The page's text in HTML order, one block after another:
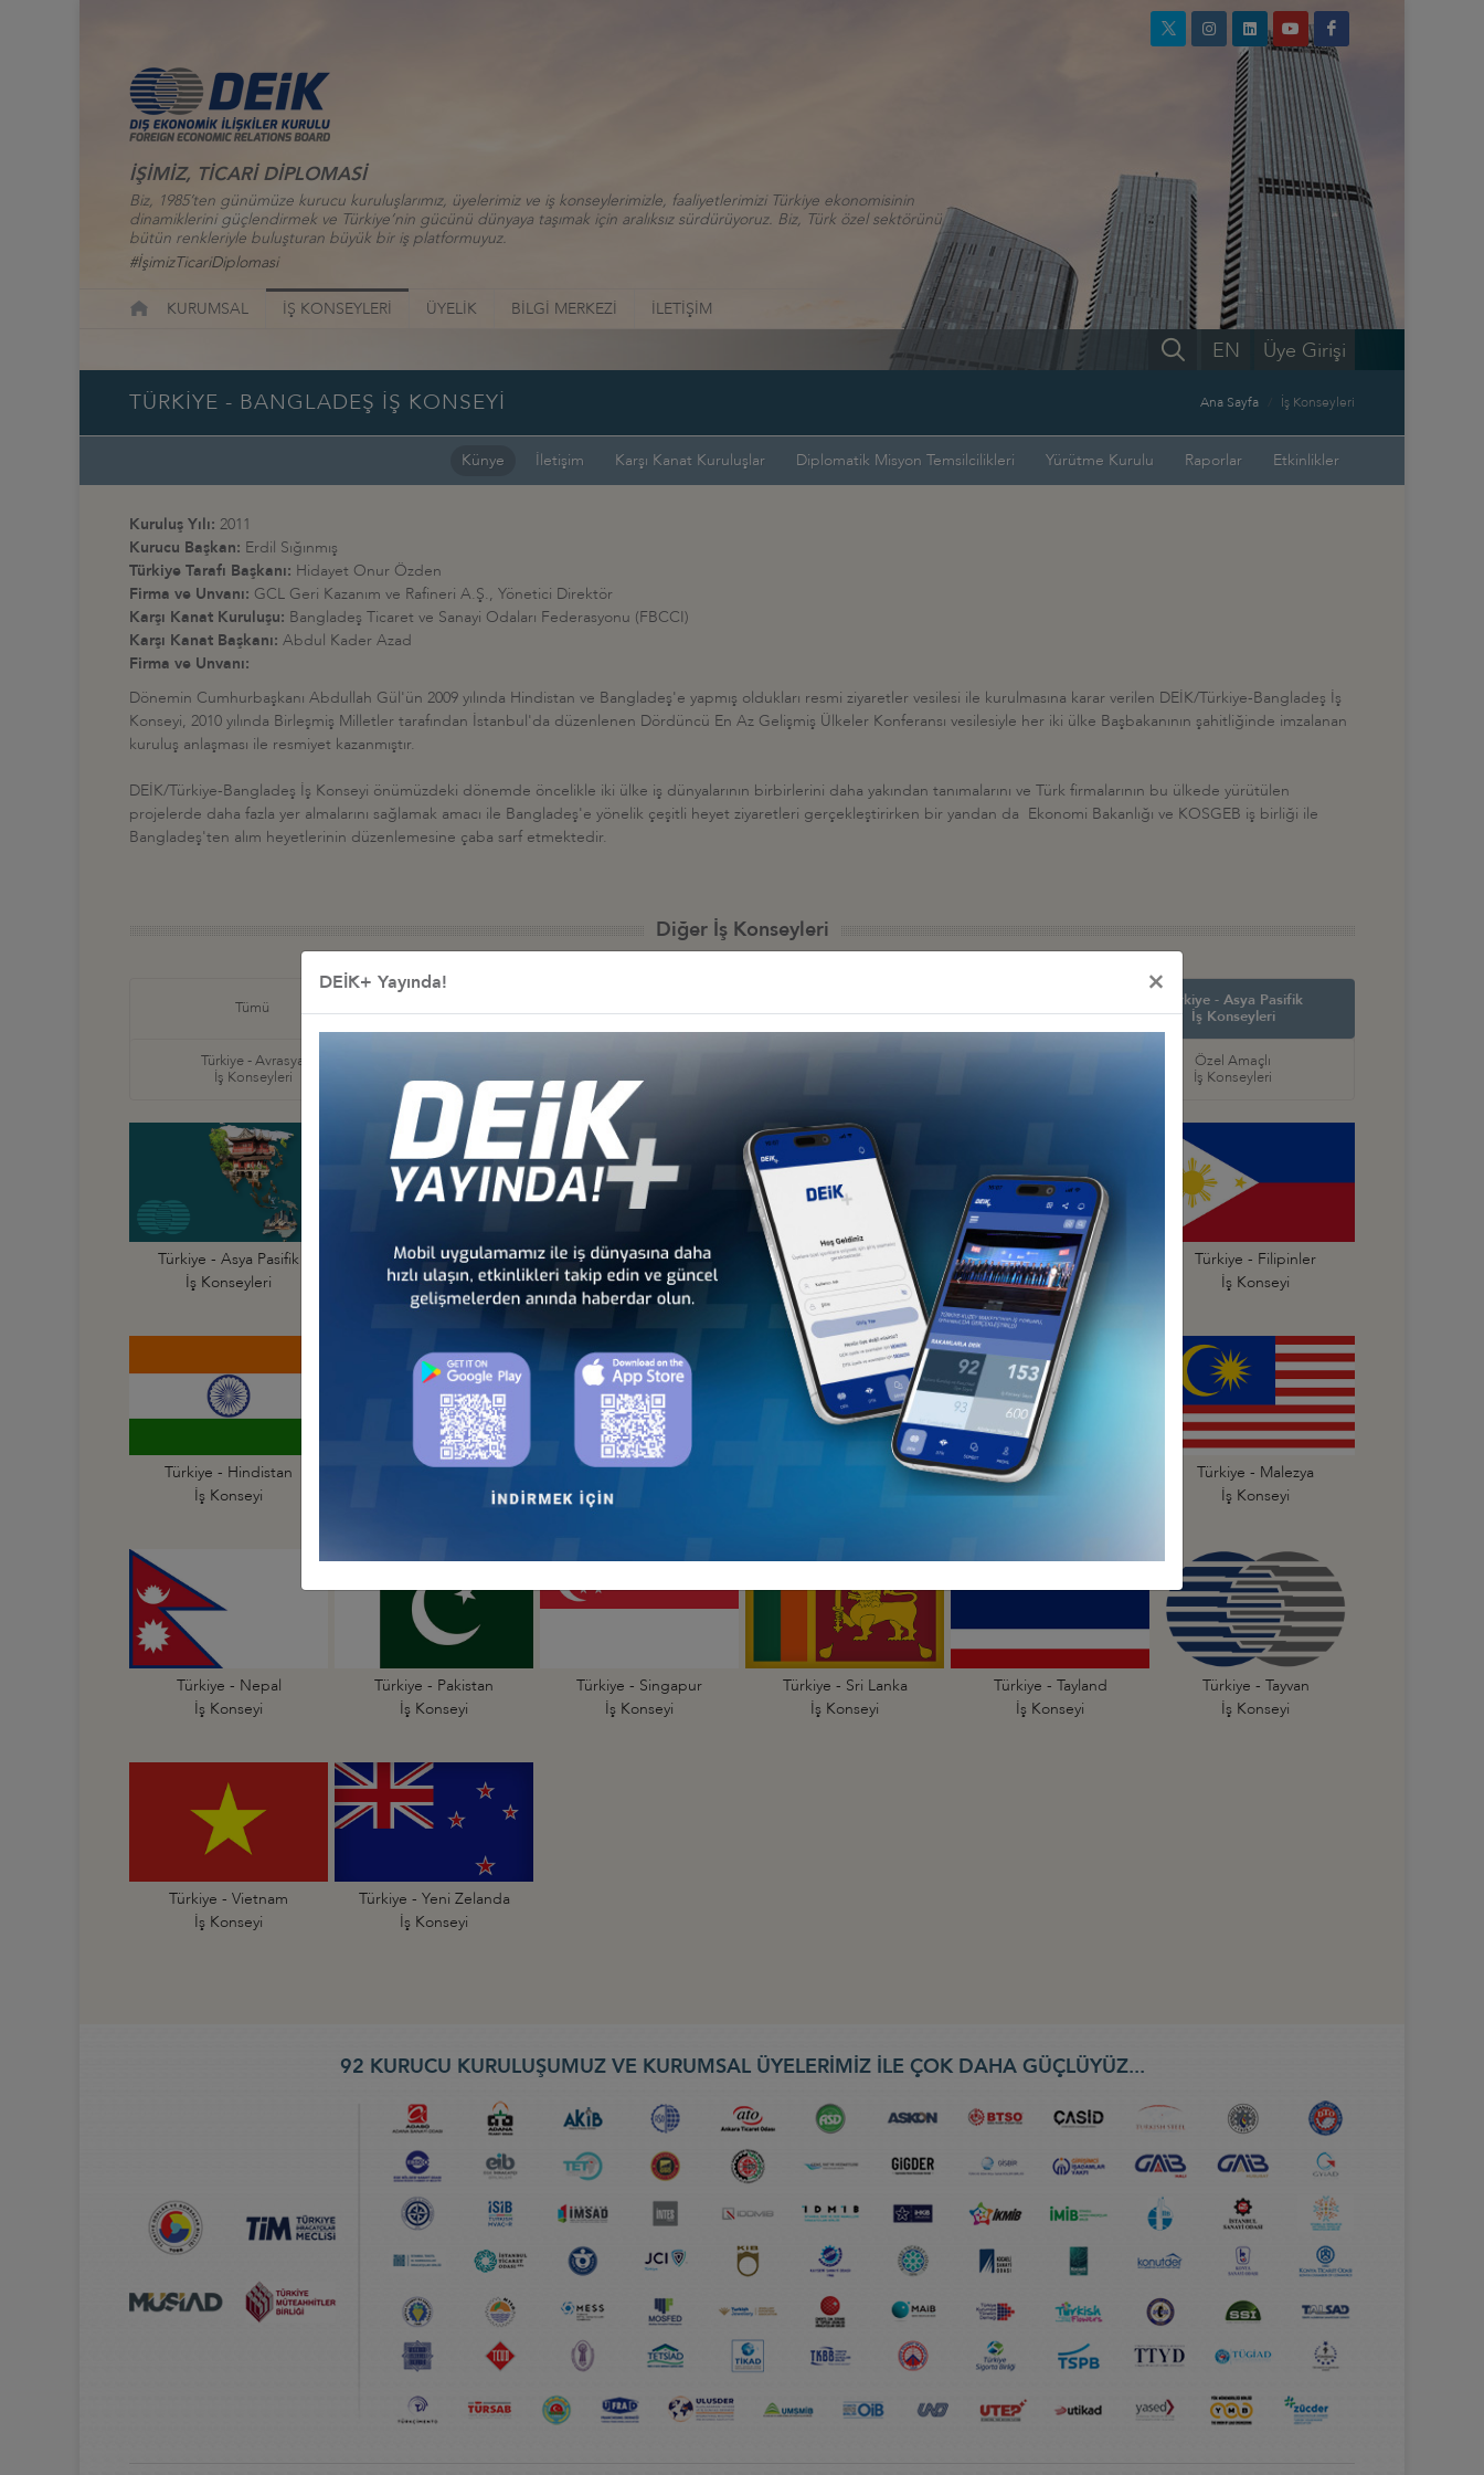
İŞİMİZ, TİCARİ DİPLOMASİ
Biz, 1985’ten günümüze kurucu kuruluşlarımız, üyelerimiz ve iş konseylerimizle, faaliyetlerimizi Türkiye ekonomisinin
dinamiklerini güçlendirmek ve Türkiye’nin gücünü dünyaya taşımak için aralıksız sürdürüyoruz. Biz, Türk özel sektörünü
bütün renkleriyle buluşturan büyük bir iş platformuyuz.
#İşimizTicariDiplomasi
KURUMSAL İŞ KONSEYLERİ ÜYELİK BİLGİ MERKEZİ İLETİŞİM
Üye Girişi
EN
TÜRKİYE - BANGLADEŞ İŞ KONSEYİ Ana Sayfa İş Konseyleri
Künye İletişim Karşı Kanat Kuruluşlar Diplomatik Misyon Temsilcilikleri Yürütme Kurulu Raporlar Etkinlikler
Kuruluş Yılı: 2011
Kurucu Başkan: Erdil Sığınmış
Türkiye Tarafı Başkanı: Hidayet Onur Özden
Firma ve Unvanı: GCL Geri Kazanım ve Rafineri A.Ş., Yönetici Direktör
Karşı Kanat Kuruluşu: Bangladeş Ticaret ve Sanayi Odaları Federasyonu (FBCCI)
Karşı Kanat Başkanı: Abdul Kader Azad
Firma ve Unvanı:
Dönemin Cumhurbaşkanı Abdullah Gül'ün 2009 yılında Hindistan ve Bangladeş'e yapmış oldukları resmi ziyaretler vesilesi ile kurulmasına karar verilen DEİK/Türkiye-Bangladeş İş
Konseyi, 2010 yılında Birleşmiş Milletler tarafından İstanbul'da düzenlenen Dördüncü En Az Gelişmiş Ülkeler Konferansı vesilesiyle her iki ülke Başbakanının şahitliğinde imzalanan
kuruluş anlaşması ile resmiyet kazanmıştır.
DEİK/Türkiye-Bangladeş İş Konseyi önümüzdeki dönemde öncelikle iki ülke iş dünyalarının birbirlerini daha yakından tanımalarını ve Türk firmalarının bu ülkede yürütülen
projelerde daha fazla yer almalarını sağlamak amacı ile Bangladeş'e yönelik çeşitli heyet ziyaretleri gerçekleştirirken bir yandan da Ekonomi Bakanlığı ve KOSGEB iş birliği ile
Bangladeş'ten alım heyetlerinin düzenlemesine çaba sarf etmektedir.
Diğer İş Konseyleri
Tümü
İş Konseyleri
İş Konseyleri
Karayipler İş Konseyleri
Türkiye - Asya Pasifik
İş Konseyleri
Türkiye - Avrasya
İş Konseyleri
İş Konseyleri
Özel Amaçlı
İş Konseyleri
Türkiye - Asya Pasifik
İş Konseyleri
Türkiye - Avustralya
İş Konseyi
Türkiye - Bangladeş
İş Konseyi
Türkiye - Çin
İş Konseyi
Türkiye - Endonezya
İş Konseyi
Türkiye - Filipinler
İş Konseyi
Türkiye - Hindistan
İş Konseyi
Türkiye - Hong Kong
Türkiye - Japonya
İş Konseyi
Türkiye - Kamboçya
Türkiye - Kore
İş Konseyi
Türkiye - Malezya
İş Konseyi
Türkiye - Nepal
İş Konseyi
Türkiye - Pakistan
İş Konseyi
Türkiye - Singapur
İş Konseyi
Türkiye - Sri Lanka
İş Konseyi
Türkiye - Tayland
İş Konseyi
Türkiye - Tayvan
İş Konseyi
Türkiye - Vietnam
İş Konseyi
Türkiye - Yeni Zelanda
İş Konseyi
92 KURUCU KURULUŞUMUZ VE KURUMSAL ÜYELERİMİZ İLE ÇOK DAHA GÜÇLÜYÜZ...
DEİK+ Yayında! ×